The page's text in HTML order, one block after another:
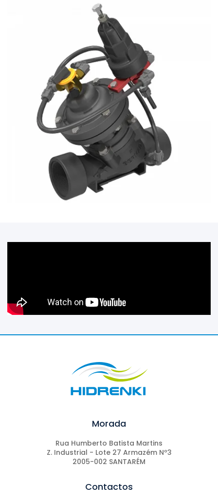
Morada
Rua Humberto Batista Martins
Z. Industrial - Lote 27 Armazém Nº3
2005-002 SANTARÉM
Contactos